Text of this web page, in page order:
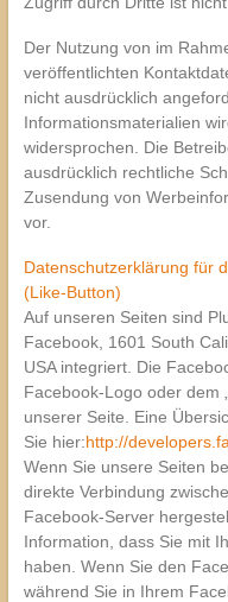
Der Nutzung von im
veröffentlichten
nicht ausdrücklich
Informationsmaterialien
widersprochen. Die
ausdrücklich rechtliche
Zusendung von
vor.
Datenschutzerklärung für
(Like-Button)
Auf unseren Seiten sind
Facebook, 1601 South
USA integriert. Die
Facebook-Logo oder dem
unserer Seite. Eine
Sie hier:http://
Wenn Sie unsere Seiten
direkte Verbindung
Facebook-Server
Information, dass Sie mit
haben. Wenn Sie den
während Sie in Ihrem